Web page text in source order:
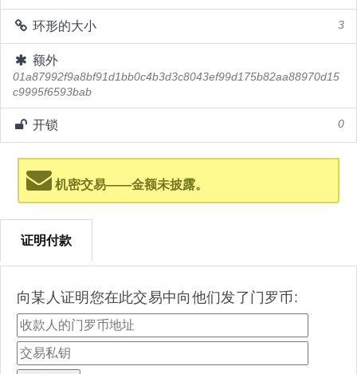
环形的大小 3
额外
01a87992f9a8bf91d1bb0c4b3d3c8043ef99d175b82aa88970d15
c9995f6593bab
开锁 0
机密交易——金额未披露。
证明付款
向某人证明您在此交易中向他们发了门罗币: